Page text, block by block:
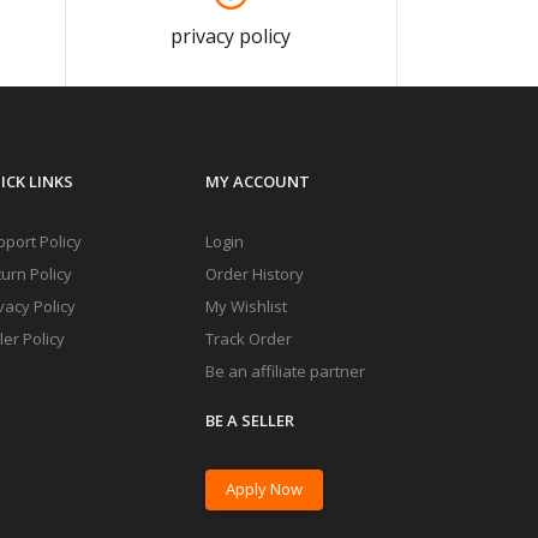
privacy policy
LINKS
Policy
Policy
Policy
Policy
MY ACCOUNT
Login
Order History
My Wishlist
Track Order
Be an affiliate partner
BE A SELLER
Apply Now